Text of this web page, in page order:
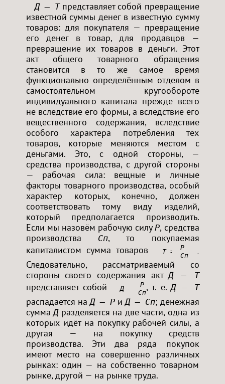
Д — Тпредставляет собой превращение
известной суммы денег в известную сумму
товаров: для покупателя — превращение
его денег в товар, для продавцов —
превращение их товаров в деньги. Этот
акт общего товарного обращения
становится в то же самое время
функционально определённым отделом в
самостоятельном кругообороте
индивидуального капитала прежде всего
не вследствие его формы, а вследствие его
вещественного содержания, вследствие
особого характера потребления тех
товаров, которые меняются местом с
деньгами. Это, с одной стороны, —
средства производства, с другой стороны
— рабочая сила: вещные и личные
факторы товарного производства, особый
характер которых, конечно, должен
соответствовать тому виду изделий,
который предполагается производить.
Если мы назовём рабочую силуР, средства
производства
Сп, то покупаемая
капиталистом сумма товаров
Т = Р+ Сп
Р .
Сп
Следовательно, рассматриваемый со
стороны своего содержания актД — Т
представляет собой Д — Т<
Р
Сп, т. е.Д — Т
распадается наД — РиД — Сп; денежная
суммаДразделяется на две части, одна из
которых идёт на покупку рабочей силы, а
другая — на покупку средств
производства. Эти два ряда покупок
имеют место на совершенно различных
рынках: один — на собственно товарном
рынке, другой — на рынке труда.